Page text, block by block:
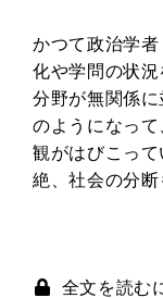
かつて政治学
化や学問の状
分野が無関係
のようになっ
観がはびこっ
絶、社会の分断
全文を読む